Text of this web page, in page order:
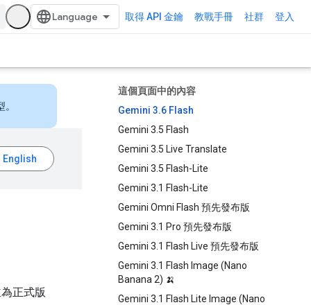
取得 API 金鑰 教戰手冊 社群 登入
這個頁面中的內容
Gemini 3.6 Flash
Gemini 3.5 Flash
Gemini 3.5 Live Translate
Gemini 3.5 Flash-Lite
Gemini 3.1 Flash-Lite
Gemini Omni Flash 預先發布版
Gemini 3.1 Pro 預先發布版
Gemini 3.1 Flash Live 預先發布版
Gemini 3.1 Flash Image (Nano
Banana 2) 🍌
Gemini 3.1 Flash Lite Image (Nano
正式版